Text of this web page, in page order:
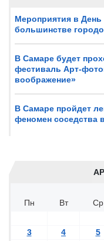
Мероприятия в День
большинстве
В Самаре будет
фестиваль Арт-
воображение»
В Самаре пройдет
феномен соседства
Пн
Вт Ср
3
4 5